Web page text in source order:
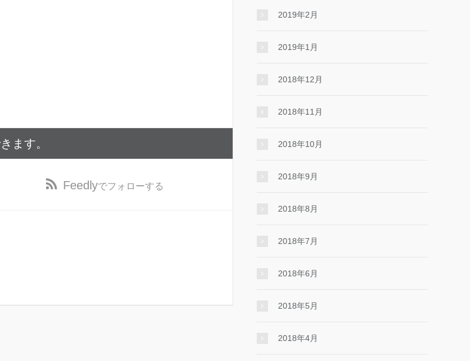
ます。
Feedlyでフォローする
2019年2月
2019年1月
2018年12月
2018年11月
2018年10月
2018年9月
2018年8月
2018年7月
2018年6月
2018年5月
2018年4月